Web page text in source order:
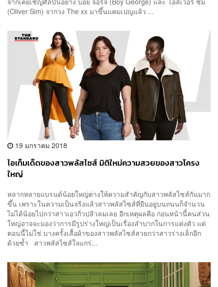
(Oliver Sim) จากวง The xx มาขึ้นแคมเปญแล้ว ...
19 มกราคม 2018
ไอเท็มเด็ดของสาวพลัสไซส์ มิติใหม่ความสวยของสาวโครง
ใหญ่
หลากหลายแบรนด์น้อยใหญ่ต่างให้ความสำคัญกับสาวพลัสไซส์กันมาก
ขึ้น เพราะในความเป็นจริงแล้วสาวพลัสไซส์ที่ยืนอยู่บนถนนก็จำนวน
ไม่ได้น้อยไปกว่าสาวเอวกิ่วปลิวลมเลย อีกเหตุผลคือ ก่อนหน้านี้คนส่วน
ใหญ่อาจจะมองว่าการมีรูปร่างใหญ่เป็นเรื่องลำบากในการแต่งตัว แต่
ตอนนี้ไม่ใช่ บางครั้งเสื้อผ้าของสาวพลัสไซส์สวยกว่าสาวร่างเล็กอีก
ด้วยซ้ำ สาวพลัสไซส์ใจแกร่...